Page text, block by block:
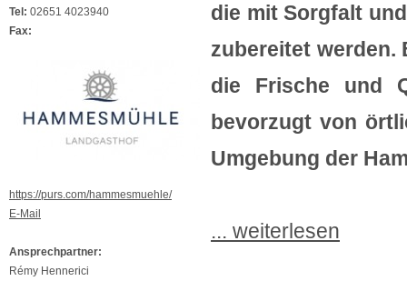
Tel: 02651 4023940
Fax:
https://purs.com/hammesmuehle/
E-Mail
Ansprechpartner:
Rémy Hennerici
die mit Sorgfalt
zubereitet werden.
die Frische und
bevorzugt von
Umgebung der
... weiterlesen